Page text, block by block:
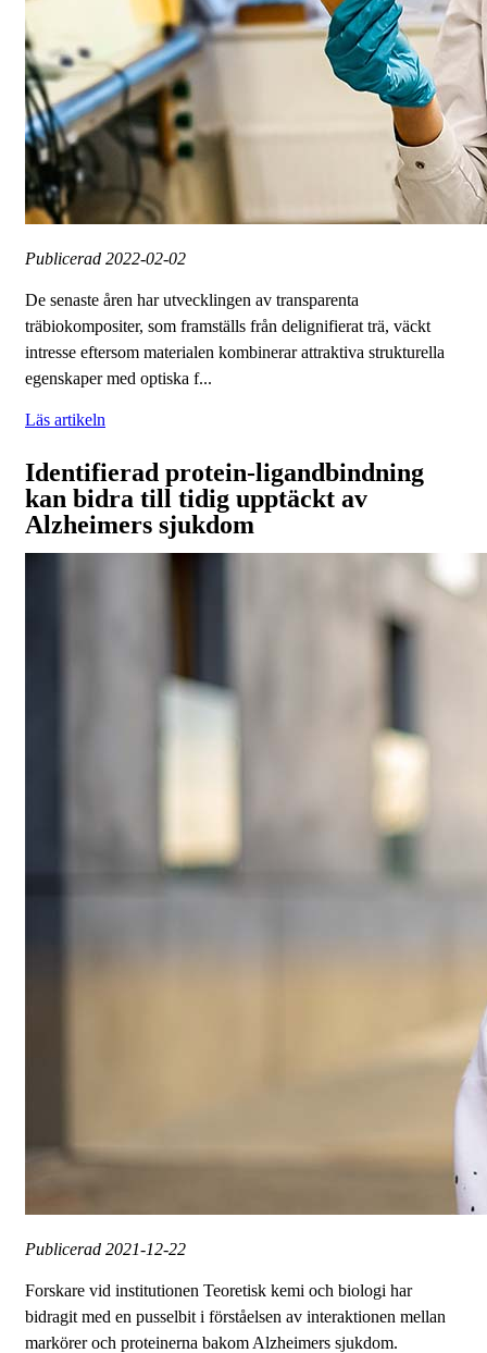
Publicerad 2022-02-02
De senaste åren har utvecklingen av transparenta
träbiokompositer, som framställs från delignifierat trä, väckt
intresse eftersom materialen kombinerar attraktiva strukturella
egenskaper med optiska f...
Läs artikeln
Identifierad protein-ligandbindning
kan bidra till tidig upptäckt av
Alzheimers sjukdom
Publicerad 2021-12-22
Forskare vid institutionen Teoretisk kemi och biologi har
bidragit med en pusselbit i förståelsen av interaktionen mellan
markörer och proteinerna bakom Alzheimers sjukdom.